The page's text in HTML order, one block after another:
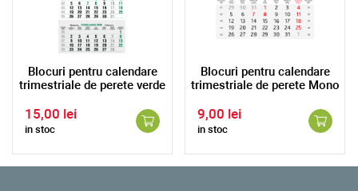
Blocuri pentru calendare
trimestriale de perete verde
15,00 lei
in stoc
Blocuri pentru calendare
trimestriale de perete Mono
9,00 lei
in stoc